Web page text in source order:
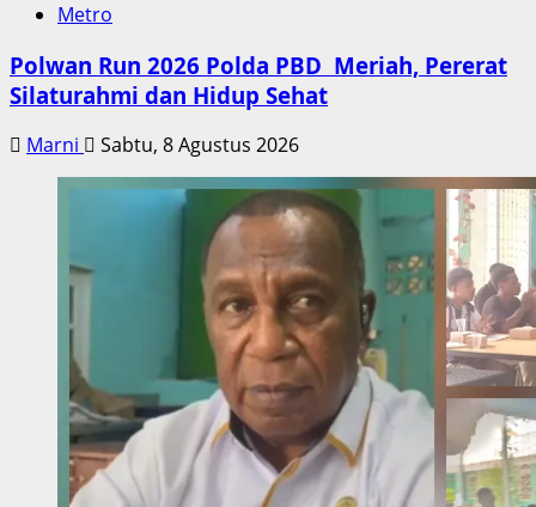
Metro
Polwan Run 2026 Polda PBD Meriah, Pererat
Silaturahmi dan Hidup Sehat
Marni Sabtu, 8 Agustus 2026